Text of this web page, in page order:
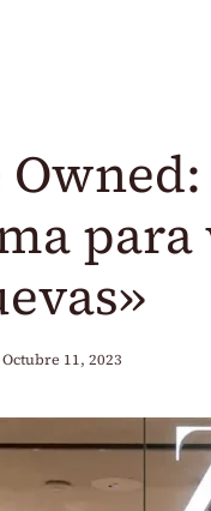
para
Octubre 11, 2023